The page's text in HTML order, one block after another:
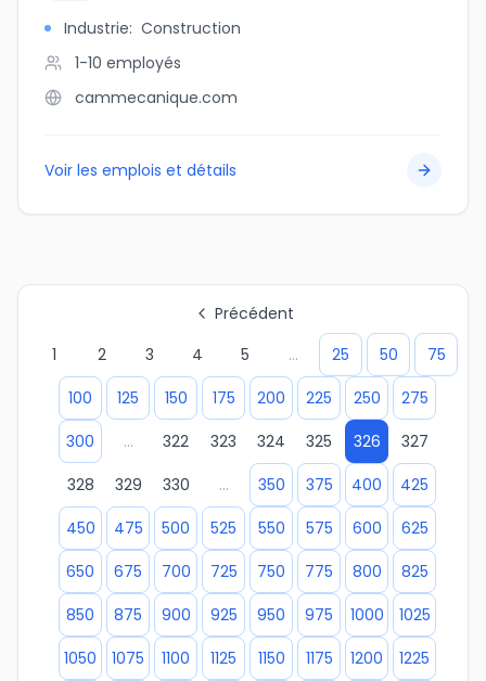
Industrie: Construction
1-10 employés
cammecanique.com
Voir les emplois et détails
Précédent
1
2 3 4 5 ... 25 50
75
100
125 150 175 200 225 250
275
300
... 322 323 324 325 326
327
328
329 330 ... 350 375 400
425
450
475 500 525 550 575 600
625
650
675 700 725 750 775 800
825
850
875 900 925 950 975 1000
1025
1050
1075 1100 1125 1150 1175 1200 1225